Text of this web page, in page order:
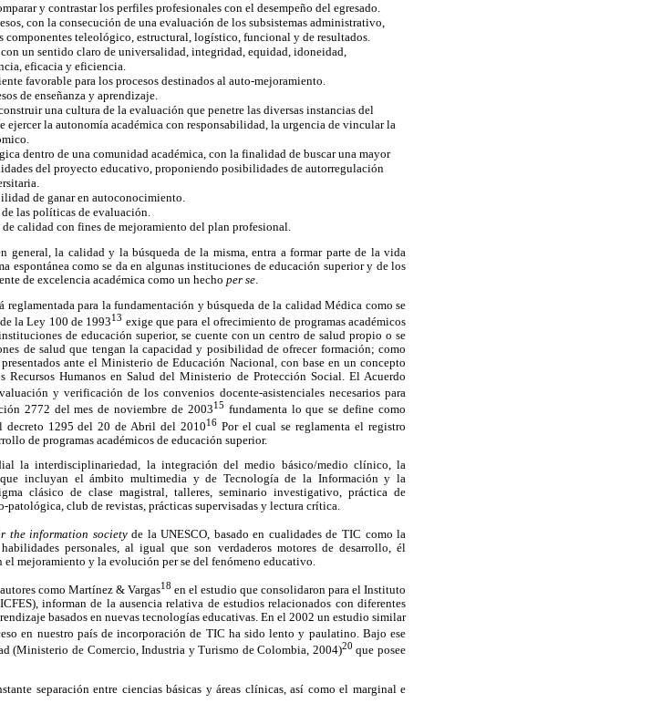
y contrastar los perfiles profesionales con el desempeño del egresado.
con la consecución de una evaluación de los subsistemas administrativo,
teleológico, estructural, logístico, funcional y de resultados.
un sentido claro de universalidad, integridad, equidad, idoneidad,
eficacia y eficiencia.
favorable para los procesos destinados al auto-mejoramiento.
de enseñanza y aprendizaje.
una cultura de la evaluación que penetre las diversas instancias del
ejercer la autonomía académica con responsabilidad, la urgencia de vincular la
dentro de una comunidad académica, con la finalidad de buscar una mayor
del proyecto educativo, proponiendo posibilidades de autorregulación
de ganar en autoconocimiento.
las políticas de evaluación.
calidad con fines de mejoramiento del plan profesional.
general, la calidad y la búsqueda de la misma, entra a formar parte de la vida
espontánea como se da en algunas instituciones de educación superior y de los
de excelencia académica como un hecho per se.
reglamentada para la fundamentación y búsqueda de la calidad Médica como se
la Ley 100 de 199313 exige que para el ofrecimiento de programas académicos
de educación superior, se cuente con un centro de salud propio o se
de salud que tengan la capacidad y posibilidad de ofrecer formación; como
ante el Ministerio de Educación Nacional, con base en un concepto
Humanos en Salud del Ministerio de Protección Social. El Acuerdo
y verificación de los convenios docente-asistenciales necesarios para
2772 del mes de noviembre de 200315 fundamenta lo que se define como
decreto 1295 del 20 de Abril del 201016Por el cual se reglamenta el registro
de programas académicos de educación superior.
la interdisciplinariedad, la integración del medio básico/medio clínico, la
que incluyan el ámbito multimedia y de Tecnología de la Información y la
clásico de clase magistral, talleres, seminario investigativo, práctica de
club de revistas, prácticas supervisadas y lectura crítica.
the information societyde la UNESCO, basado en cualidades de TIC como la
personales, al igual que son verdaderos motores de desarrollo, él
el mejoramiento y la evolución per se del fenómeno educativo.
como Martínez & Vargas18 en el estudio que consolidaron para el Instituto
informan de la ausencia relativa de estudios relacionados con diferentes
basados en nuevas tecnologías educativas. En el 2002 un estudio similar
en nuestro país de incorporación de TIC ha sido lento y paulatino. Bajo ese
(Ministerio de Comercio, Industria y Turismo de Colombia, 2004)20 que posee
separación entre ciencias básicas y áreas clínicas, así como el marginal e